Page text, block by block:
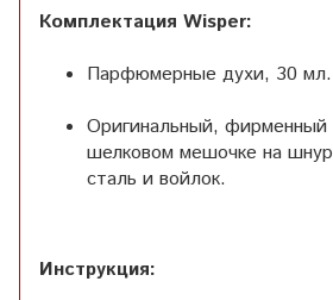
Комплектация Wisper:
Парфюмерные духи, 30 мл.
Оригинальный, фирменный
шелковом мешочке на
сталь и войлок.
Инструкция: